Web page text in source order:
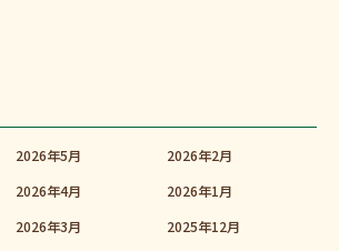
2026年5月
2026年4月
2026年3月
2026年2月
2026年1月
2025年12月